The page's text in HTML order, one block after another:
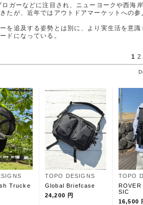
ガーなどに注目され、ニューヨークや西海
たが、近年ではアウトドアマーケットへの参
を追及する姿勢とは別に、より実生活を意識
ドになっている。
1 2
Trucke
TOPO DESIGNS
Global Briefcase
24,200 円
TOPO
ROVER
SIC
16,500